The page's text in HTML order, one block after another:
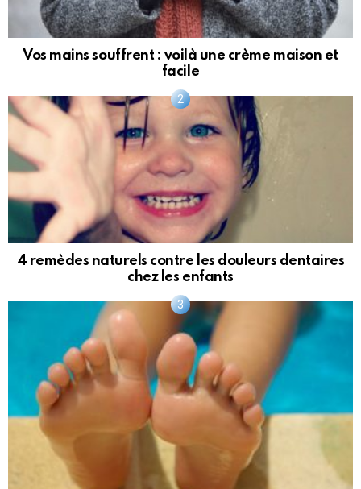
Vos mains souffrent : voilà une crème maison et
facile
4 remèdes naturels contre les douleurs dentaires
chez les enfants